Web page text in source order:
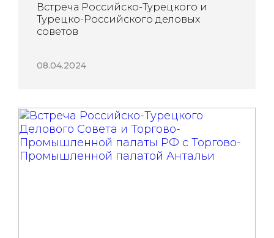
Встреча Российско-Турецкого и
Турецко-Российского деловых
советов
08.04.2024